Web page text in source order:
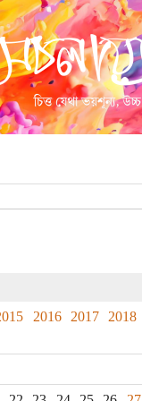
2016 2017 2018